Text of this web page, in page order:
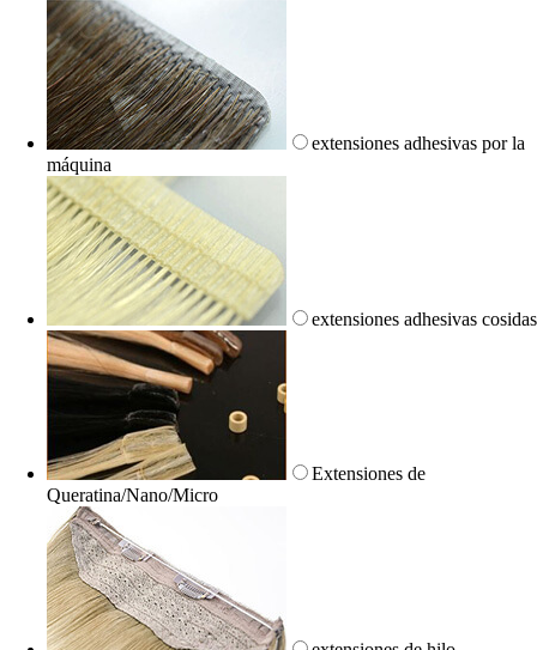
extensiones adhesivas por la
máquina
extensiones adhesivas cosidas
Extensiones de
Queratina/Nano/Micro